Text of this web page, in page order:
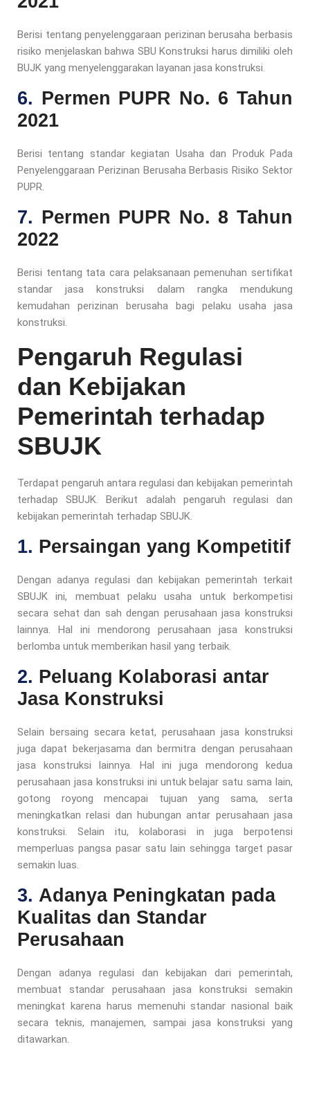
Berisi tentang penyelenggaraan perizinan berusaha berbasis
risiko menjelaskan bahwa SBU Konstruksi harus dimiliki oleh
BUJK yang menyelenggarakan layanan jasa konstruksi.
6. Permen PUPR No. 6 Tahun
2021
Berisi tentang standar kegiatan Usaha dan Produk Pada
Penyelenggaraan Perizinan Berusaha Berbasis Risiko Sektor
PUPR.
7. Permen PUPR No. 8 Tahun
2022
Berisi tentang tata cara pelaksanaan pemenuhan sertifikat
standar jasa konstruksi dalam rangka mendukung
kemudahan perizinan berusaha bagi pelaku usaha jasa
konstruksi.
Pengaruh Regulasi
dan Kebijakan
Pemerintah terhadap
SBUJK
Terdapat pengaruh antara regulasi dan kebijakan pemerintah
terhadap SBUJK. Berikut adalah pengaruh regulasi dan
kebijakan pemerintah terhadap SBUJK.
1. Persaingan yang Kompetitif
Dengan adanya regulasi dan kebijakan pemerintah terkait
SBUJK ini, membuat pelaku usaha untuk berkompetisi
secara sehat dan sah dengan perusahaan jasa konstruksi
lainnya. Hal ini mendorong perusahaan jasa konstruksi
berlomba untuk memberikan hasil yang terbaik.
2. Peluang Kolaborasi antar
Jasa Konstruksi
Selain bersaing secara ketat, perusahaan jasa konstruksi
juga dapat bekerjasama dan bermitra dengan perusahaan
jasa konstruksi lainnya. Hal ini juga mendorong kedua
perusahaan jasa konstruksi ini untuk belajar satu sama lain,
gotong royong mencapai tujuan yang sama, serta
meningkatkan relasi dan hubungan antar perusahaan jasa
konstruksi. Selain itu, kolaborasi in juga berpotensi
memperluas pangsa pasar satu lain sehingga target pasar
semakin luas.
3. Adanya Peningkatan pada
Kualitas dan Standar
Perusahaan
Dengan adanya regulasi dan kebijakan dari pemerintah,
membuat standar perusahaan jasa konstruksi semakin
meningkat karena harus memenuhi standar nasional baik
secara teknis, manajemen, sampai jasa konstruksi yang
ditawarkan.